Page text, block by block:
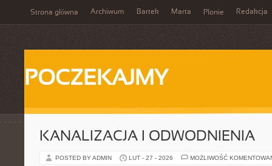
Strona główna Archiwum Bartek Marta Płonie Redakcja
POCZEKAJMY
KANALIZACJA I ODWODNIENIA
POSTED BY ADMIN LUT - 27 - 2026 MOŻLIWOŚĆ